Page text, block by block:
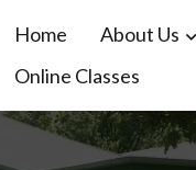
Home About Us
Online Classes